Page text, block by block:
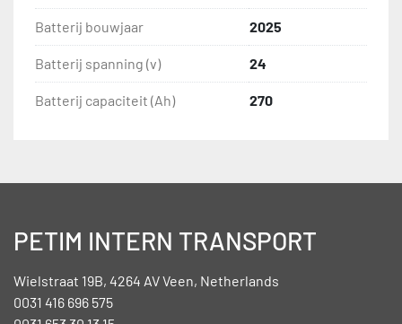
Batterij bouwjaar 2025
Batterij spanning (v) 24
Batterij capaciteit (Ah) 270
PETIM INTERN TRANSPORT
Wielstraat 19B, 4264 AV Veen, Netherlands
0031 416 696 575